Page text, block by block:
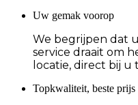
Uw gemak voorop
We begrijpen dat
service draait om
locatie, direct bij
Topkwaliteit, beste prijs